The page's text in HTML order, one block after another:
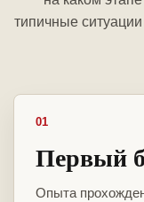
типичные
01
Первый
Опыта